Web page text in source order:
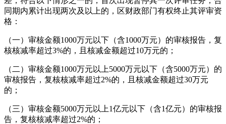
同期内累计出现两次及以上的，区财政部门有权终止其评审资
格：
（一）审核金额1000万元以下（含1000万元）的审核报告，复
核核减率超过3%的，且核减金额超过10万元的；
（二）审核金额1000万元以上5000万元以下（含5000万元）的
审核报告，复核核减率超过2%的，且核减金额超过30万元
的；
（三）审核金额5000万元以上1亿元以下（含1亿元）的审核报
告，复核核减率超过2%的；